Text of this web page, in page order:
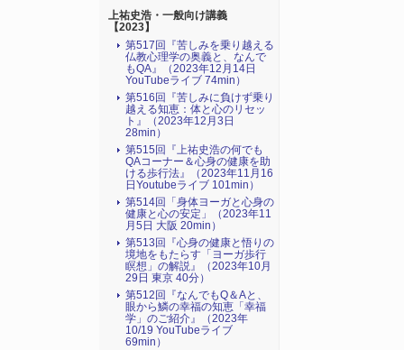
上祐史浩・一般向け講義
【2023】
第517回『苦しみを乗り越える
仏教心理学の奥義と、なんで
もQA』（2023年12月14日
YouTubeライブ 74min）
第516回『苦しみに負けず乗り
越える知恵：体と心のリセッ
ト』（2023年12月3日
28min）
第515回『上祐史浩の何でも
QAコーナー＆心身の健康を助
ける歩行法』（2023年11月16
日Youtubeライブ 101min）
第514回「身体ヨーガと心身の
健康と心の安定」（2023年11
月5日 大阪 20min）
第513回『心身の健康と悟りの
境地をもたらす「ヨーガ歩行
瞑想」の解説』（2023年10月
29日 東京 40分）
第512回『なんでもQ＆Aと、
眼から鱗の幸福の知恵「幸福
学」のご紹介』（2023年
10/19 YouTubeライブ
69min）